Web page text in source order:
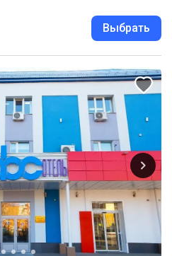
Выбрать